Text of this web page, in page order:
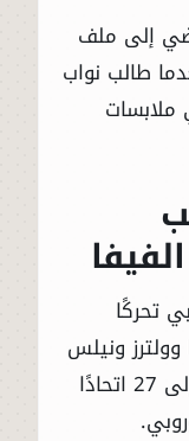
إلى ملف
طالب نواب
تحركًا
وولترز ونيلس
فوغلسانغ، حيث تم توجيه رسالة إلى 27 اتحادًا